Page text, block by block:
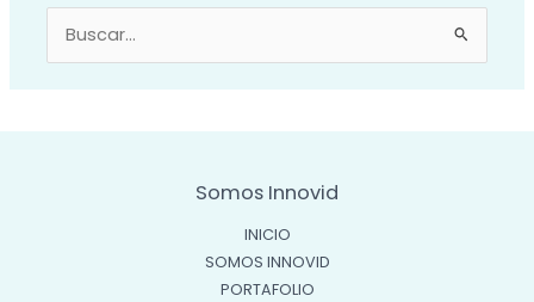
Buscar
por:
Somos Innovid
INICIO
SOMOS INNOVID
PORTAFOLIO